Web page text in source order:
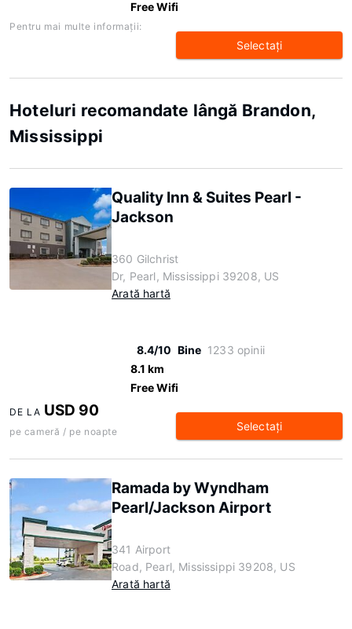
Free Wifi
Pentru mai multe informaţii:
Selectaţi
Hoteluri recomandate lângă Brandon,
Mississippi
Quality Inn & Suites Pearl -
Jackson
360 Gilchrist
Dr, Pearl, Mississippi 39208, US
Arată hartă
8.4/10 Bine 1233 opinii
8.1 km
Free Wifi
DE LA USD 90
pe cameră / pe noapte Selectaţi
Ramada by Wyndham
Pearl/Jackson Airport
341 Airport
Road, Pearl, Mississippi 39208, US
Arată hartă